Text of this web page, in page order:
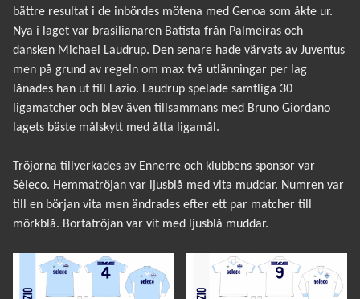
bättre resultat i de inbördes mötena med Genoa som åkte ur.
Nya i laget var brasilianaren Batista från Palmeiras och
dansken Michael Laudrup. Den senare hade värvats av Juventus
men på grund av regeln om max två utlänningar per lag
lånades han ut till Lazio. Laudrup spelade samtliga 30
ligamatcher och blev även tillsammans med Bruno Giordano
lagets bäste målskytt med åtta ligamål.
Tröjorna tillverkades av Ennerre och klubbens sponsor var
Sèleco. Hemmatröjan var ljusblå med vita muddar. Numren var
till en början vita men ändrades efter ett par matcher till
mörkblå. Bortatröjan var vit med ljusblå muddar.